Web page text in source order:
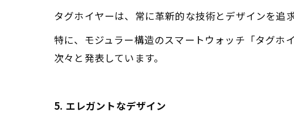
タグホイヤーは、常に革新的な技術とデザインを追求
特に、モジュラー構造のスマートウォッチ「タグホ
次々と発表しています。
5. エレガントなデザイン